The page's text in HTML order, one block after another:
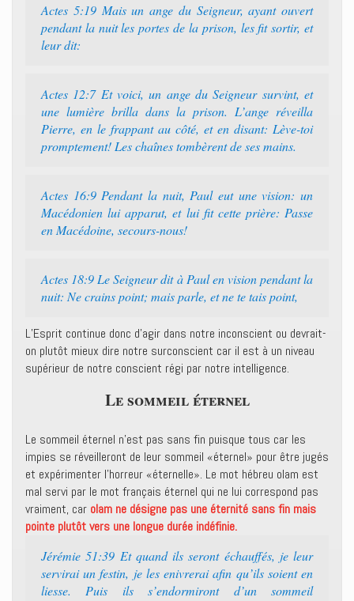
Actes 5:19 Mais un ange du Seigneur, ayant ouvert
pendant la nuit les portes de la prison, les fit sortir, et
leur dit:
Actes 12:7 Et voici, un ange du Seigneur survint, et
une lumière brilla dans la prison. L’ange réveilla
Pierre, en le frappant au côté, et en disant: Lève-toi
promptement! Les chaînes tombèrent de ses mains.
Actes 16:9 Pendant la nuit, Paul eut une vision: un
Macédonien lui apparut, et lui fit cette prière: Passe
en Macédoine, secours-nous!
Actes 18:9 Le Seigneur dit à Paul en vision pendant la
nuit: Ne crains point; mais parle, et ne te tais point,
L’Esprit continue donc d’agir dans notre inconscient ou devrait-
on plutôt mieux dire notre surconscient car il est à un niveau
supérieur de notre conscient régi par notre intelligence.
Le sommeil éternel
Le sommeil éternel n’est pas sans fin puisque tous car les
impies se réveilleront de leur sommeil «éternel» pour être jugés
et expérimenter l’horreur «éternelle». Le mot hébreu olam est
mal servi par le mot français éternel qui ne lui correspond pas
vraiment, car olam ne désigne pas une éternité sans fin mais
pointe plutôt vers une longue durée indéfinie.
Jérémie 51:39 Et quand ils seront échauffés, je leur
servirai un festin, je les enivrerai afin qu’ils soient en
liesse. Puis ils s’endormiront d’un sommeil